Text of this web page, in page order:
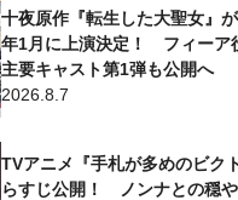
十夜原作『転生した大聖女』
年1月に上演決定！ フィーア
主要キャスト第1弾も公開へ
2026.8.7
TVアニメ『手札が多めのビク
らすじ公開！ ノンナとの穏